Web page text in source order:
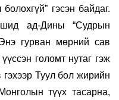
гэсэн байдаг.
ад-Дины “Судрын
гурван мөрний сав
голомт нутаг гэж
гэхээр Туул бол жирийн
түүх тасарна,